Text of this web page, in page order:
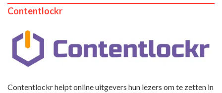
Contentlockr
Contentlockr helpt online uitgevers hun lezers om te zetten in